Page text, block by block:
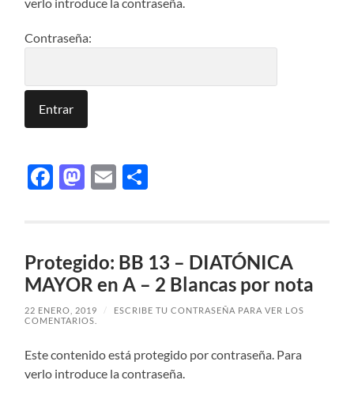
Contraseña:
Facebook
Mastodon
Email
Protegido: BB 13 – DIATÓNICA
MAYOR en A – 2 Blancas por nota
22 ENERO, 2019 /
ESCRIBE TU CONTRASEÑA PARA VER LOS
COMENTARIOS.
Este contenido está protegido por contraseña. Para
verlo introduce la contraseña.